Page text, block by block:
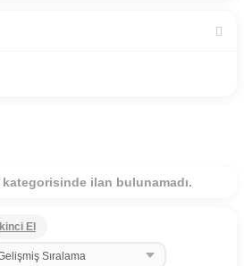
kategorisinde ilan bulunamadı.
İkinci El